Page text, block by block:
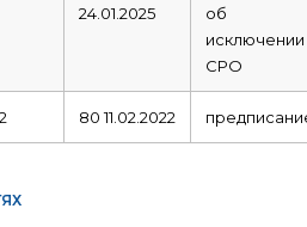
24.01.2025
об
исключении
СРО
80 11.02.2022